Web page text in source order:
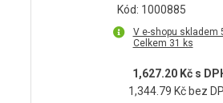
Kód: 1000885
V e-shopu skladem
Celkem 31 ks
1,627.20 Kč s
1,344.79 Kč bez